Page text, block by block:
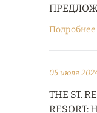
Подробнее
05 июля
THE ST.